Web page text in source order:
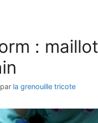
: maillot
par la grenouille tricote